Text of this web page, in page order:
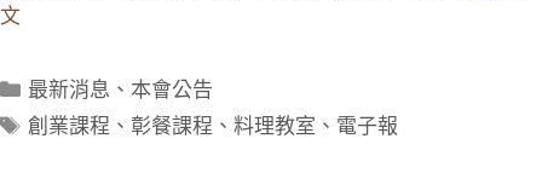
文
最新消息 、 本會公告
創業課程 、彰餐課程 、料理教室 、 電子報